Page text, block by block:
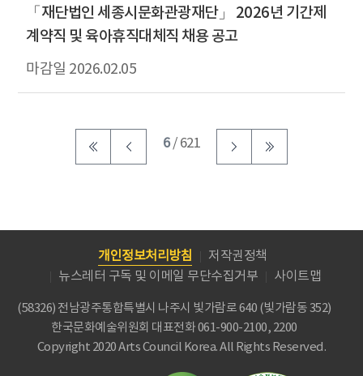
「재단법인 세종시문화관광재단」 2026년 기간제
계약직 및 육아휴직대체직 채용 공고
2026.02.05
6/ 621
개인정보처리방침
저작권정책
뉴스레터 구독 및 이메일 무단수집거부
사이트맵
(58326) 전남광주통합특별시 나주시 빛가람로 640 (빛가람동 352)
한국문화예술위원회 대표전화 061-900-2100, 2200
Copyright 2020 Arts Council Korea. All Rights Reserved.